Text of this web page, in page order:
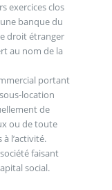
exercices clos
banque du
droit étranger
au nom de la
portant
location
de
ou de toute
l’activité.
faisant
social.